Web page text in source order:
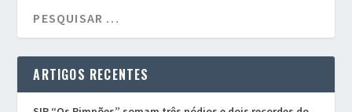
ARTIGOS RECENTES